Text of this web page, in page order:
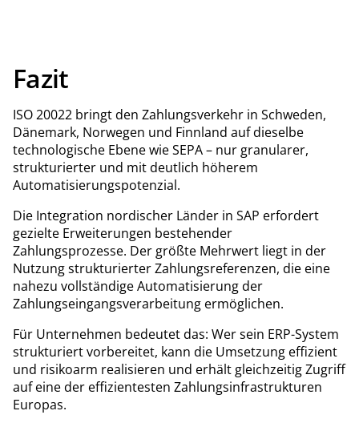
Fazit
ISO 20022 bringt den Zahlungsverkehr in Schweden,
Dänemark, Norwegen und Finnland auf dieselbe
technologische Ebene wie SEPA – nur granularer,
strukturierter und mit deutlich höherem
Automatisierungspotenzial.
Die Integration nordischer Länder in SAP erfordert
gezielte Erweiterungen bestehender
Zahlungsprozesse. Der größte Mehrwert liegt in der
Nutzung strukturierter Zahlungsreferenzen, die eine
nahezu vollständige Automatisierung der
Zahlungseingangsverarbeitung ermöglichen.
Für Unternehmen bedeutet das: Wer sein ERP-System
strukturiert vorbereitet, kann die Umsetzung effizient
und risikoarm realisieren und erhält gleichzeitig Zugriff
auf eine der effizientesten Zahlungsinfrastrukturen
Europas.